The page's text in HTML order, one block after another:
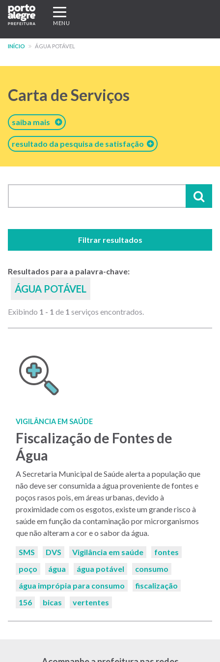
Pular
para
conteúdo
Expandir/recolher
navegação
MENU
INÍCIO ÁGUA POTÁVEL
Carta de Serviços
saiba mais
resultado da pesquisa de satisfação
Filtrar resultados
Resultados para a palavra-chave:
ÁGUA POTÁVEL
Exibindo 1 - 1 de 1 serviços encontrados.
VIGILÂNCIA EM SAÚDE
Fiscalização de Fontes de
Água
A Secretaria Municipal de Saúde alerta a população que
não deve ser consumida a água proveniente de fontes e
poços rasos pois, em áreas urbanas, devido à
proximidade com os esgotos, existe um grande risco à
saúde em função da contaminação por microrganismos
que não alteram a cor e o sabor da água.
Palavras-
SMS DVS Vigilância em saúde
fontes
poço
água água potável
consumo
água imprópia para consumo
fiscalização
156
bicas vertentes